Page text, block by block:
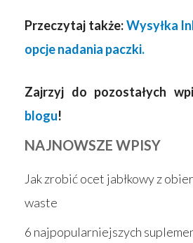
Przeczytaj także:Wysyłka
opcje nadania paczki.
Zajrzyj do pozostałych
blogu!
NAJNOWSZE WPISY
Jak zrobić ocet jabłkowy z
waste
6 najpopularniejszych